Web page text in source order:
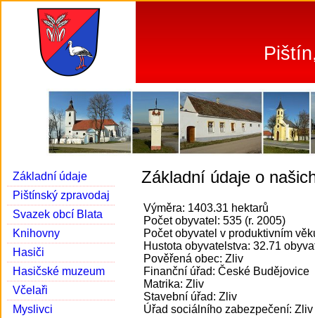
Základní údaje
Pištínský zpravodaj
Svazek obcí Blata
Knihovny
Hasiči
Hasičské muzeum
Včelaři
Myslivci
Základní údaje o
Výměra: 1403.31 hektarů
Počet obyvatel: 535 (r. 2005)
Počet obyvatel v produktivním
Hustota obyvatelstva: 32.71
Pověřená obec: Zliv
Finanční úřad: České Budějovice
Matrika: Zliv
Stavební úřad: Zliv
Úřad sociálního zabezpečení: Zliv